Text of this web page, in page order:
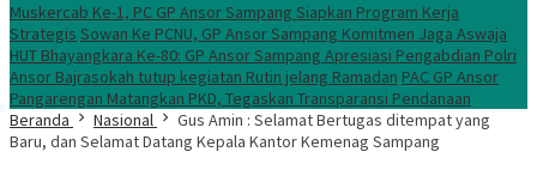
Muskercab Ke-1, PC GP Ansor Sampang Siapkan Program Kerja
Strategis Sowan Ke PCNU, GP Ansor Sampang Komitmen Jaga Aswaja
HUT Bhayangkara Ke-80: GP Ansor Sampang Apresiasi Pengabdian Polri
Ansor Bajrasokah tutup kegiatan Rutin jelang Ramadan PAC GP Ansor
Pangarengan Matangkan PKD, Tegaskan Transparansi Pendanaan
Beranda
Nasional
Gus Amin : Selamat Bertugas ditempat yang
Baru, dan Selamat Datang Kepala Kantor Kemenag Sampang